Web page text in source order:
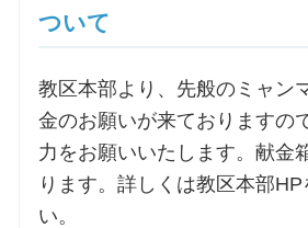
ついて
教区本部より、先般のミャン
金のお願いが来ておりますの
力をお願いいたします。献金
ります。詳しくは教区本部HP
い。